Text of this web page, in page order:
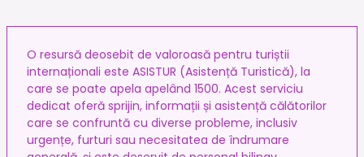
O resursă deosebit de valoroasă pentru turiștii
internaționali este ASISTUR (Asistență Turistică), la
care se poate apela apelând 1500. Acest serviciu
dedicat oferă sprijin, informații și asistență călătorilor
care se confruntă cu diverse probleme, inclusiv
urgențe, furturi sau necesitatea de îndrumare